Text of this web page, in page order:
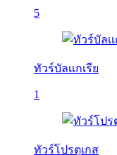
5
ทัวร์บัลเเกเรีย
1
ทัวร์โปรตุเกส